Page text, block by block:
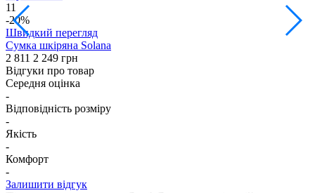
11
-20%
Швидкий перегляд
Сумка шкіряна Solana
2 811 2 249 грн
Відгуки про товар
Середня оцінка
-
Відповідність розміру
-
Якість
-
Комфорт
-
Залишити відгук